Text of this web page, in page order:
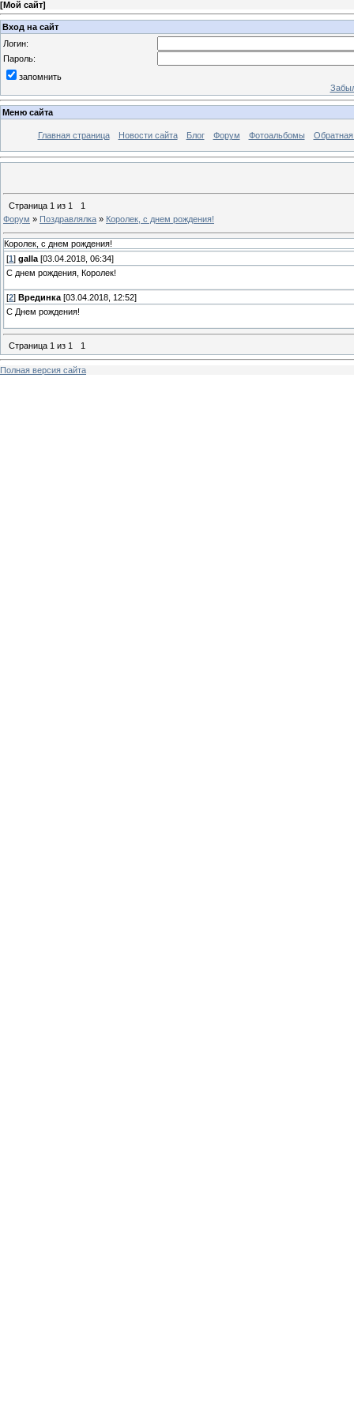
[Мой сайт]
Вход на сайт
Логин:
Пароль:
запомнить
Меню сайта
Главная страница Новости сайта Блог Форум Фотоальбомы Обратная
Страница 1 из 1
1
Форум » Поздравлялка » Королек, с днем рождения!
Королек, с днем рождения!
[1 ] galla [03.04.2018, 06:34]
С днем рождения, Королек!
[2] Врединка [03.04.2018, 12:52]
С Днем рождения!
Страница 1 из 1 1
Полная версия сайта